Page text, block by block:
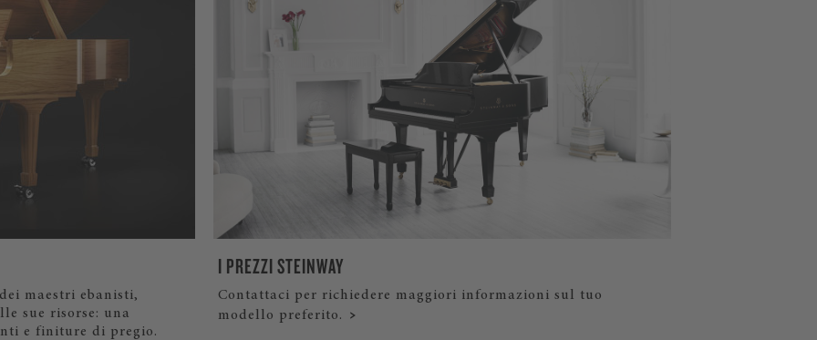
maestri ebanisti,
sue risorse: una
e finiture di pregio.
I PREZZI STEINWAY
Contattaci per richiedere maggiori informazioni sul tuo
modello preferito.